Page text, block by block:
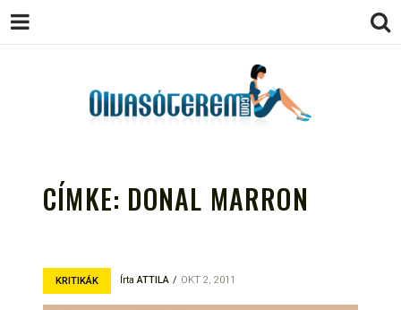
EGÉSZSÉGES OLVASÁS
TÁMOGATÓJA
CÍMKE: DONAL MARRON
KRITIKÁK ÍrtaATTILA OKT 2, 2011